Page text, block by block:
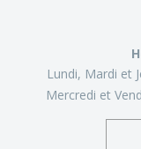
Lundi, Mardi et
Mercredi et